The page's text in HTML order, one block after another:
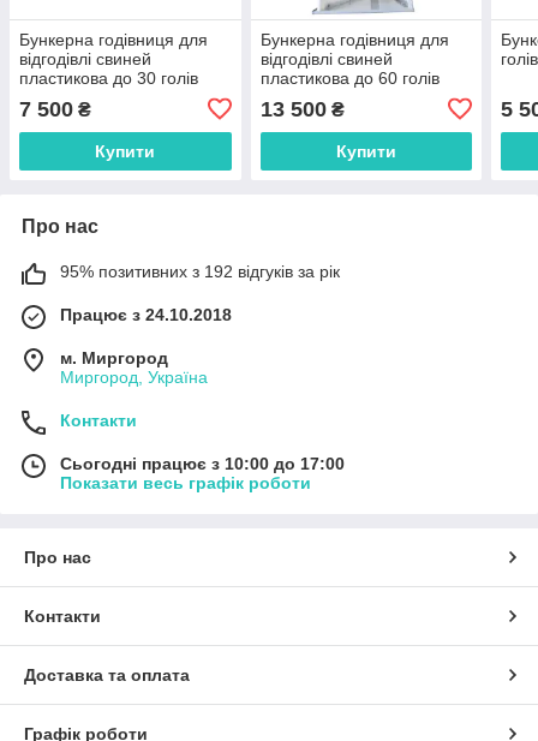
Бункерна годівниця для
відгодівлі свиней
пластикова до 30 голів
7 500 ₴
Купити
Бункерна годівниця для
відгодівлі свиней
пластикова до 60 голів
13 500₴
Купити
голів
5
Про нас
95% позитивних з 192 відгуків за рік
Працює з 24.10.2018
м. Миргород
Миргород, Україна
Контакти
Сьогодні працює з 10:00 до 17:00
Показати весь графік роботи
Про нас
Контакти
Доставка та оплата
Графік роботи